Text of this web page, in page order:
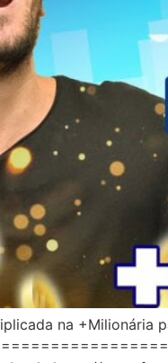
na +Milionária